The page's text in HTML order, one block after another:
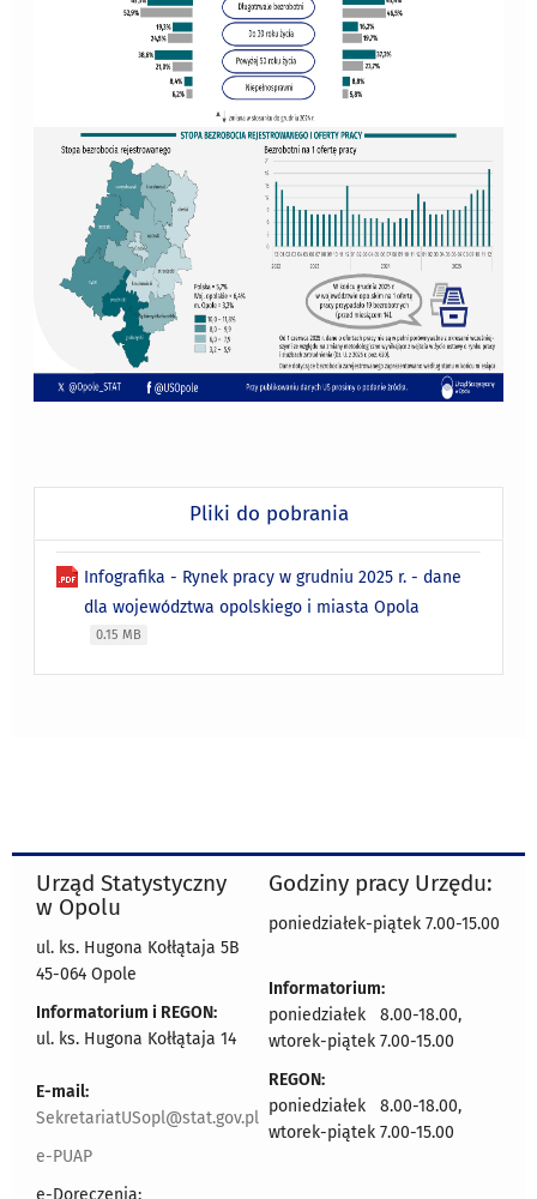
Pliki do pobrania
Infografika - Rynek pracy w grudniu 2025 r. - dane
dla województwa opolskiego i miasta Opola
0.15 MB
Urząd Statystyczny
w Opolu
ul. ks. Hugona Kołłątaja 5B
45-064 Opole
Informatorium i REGON:
ul. ks. Hugona Kołłątaja 14
E-mail:
SekretariatUSopl@stat.gov.pl
e-PUAP
Godziny pracy Urzędu:
poniedziałek-piątek 7.00-15.00
Informatorium:
poniedziałek 8.00-18.00,
wtorek-piątek 7.00-15.00
REGON:
poniedziałek 8.00-18.00,
wtorek-piątek 7.00-15.00